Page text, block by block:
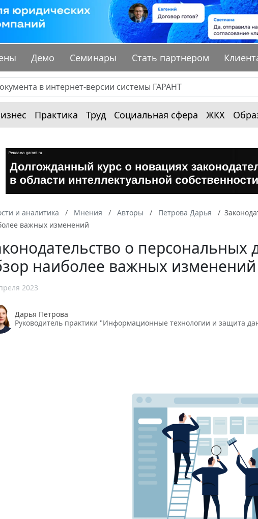
Демо Семинары Стать партнером
Практика Труд Социальная сфера ЖКХ
и аналитика Мнения Авторы Петрова Дарья
важных изменений
о персональных
наиболее важных изменений
2023
Дарья Петрова
Руководитель практики "Информационные технологии и защита